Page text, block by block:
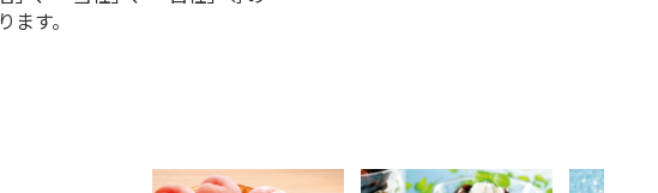
す。